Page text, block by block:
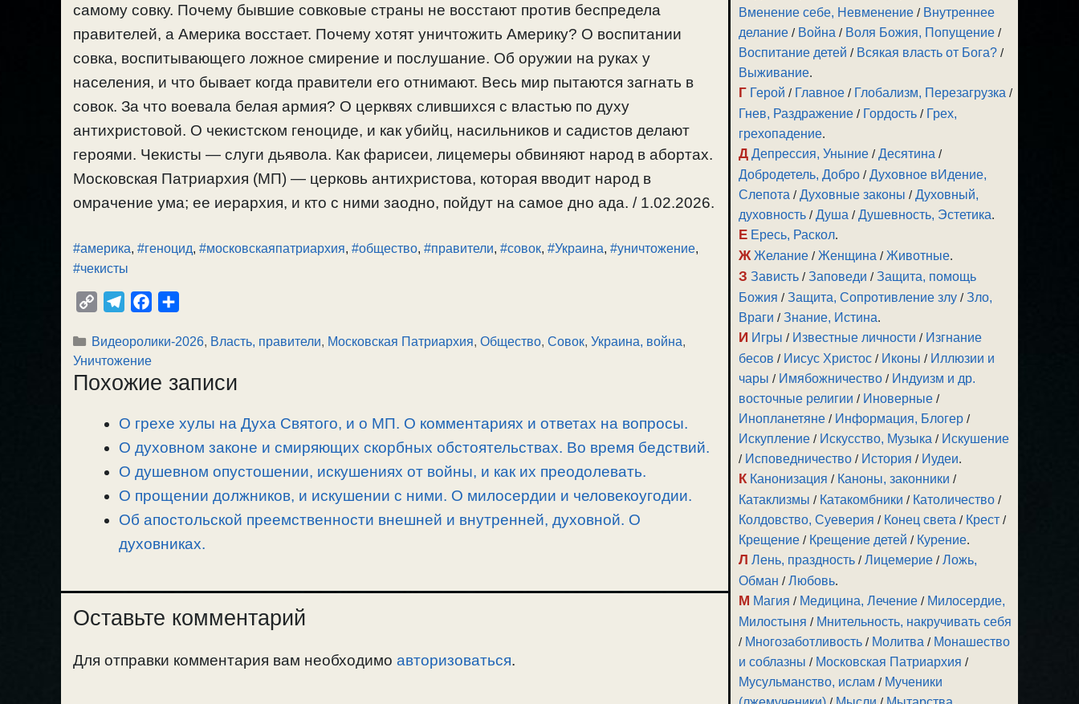
самому совку. Почему бывшие совковые страны не восстают против беспредела
правителей, а Америка восстает. Почему хотят уничтожить Америку? О воспитании
совка, воспитывающего ложное смирение и послушание. Об оружии на руках у
населения, и что бывает когда правители его отнимают. Весь мир пытаются загнать в
совок. За что воевала белая армия? О церквях слившихся с властью по духу
антихристовой. О чекистском геноциде, и как убийц, насильников и садистов делают
героями. Чекисты — слуги дьявола. Как фарисеи, лицемеры обвиняют народ в абортах.
Московская Патриархия (МП) — церковь антихристова, которая вводит народ в
омрачение ума; ее иерархия, и кто с ними заодно, пойдут на самое дно ада. / 1.02.2026.
#америка, #геноцид, #московскаяпатриархия, #общество, #правители, #совок, #Украина, #уничтожение,
#чекисты
p
y
L
l
e
g
a
m
c
b
o
k
п
а
и
т
ь
Рубрики
Видеоролики-2026, Власть, правители, Московская Патриархия, Общество, Совок, Украина, война,
Уничтожение
Похожие записи
О грехе хулы на Духа Святого, и о МП. О комментариях и ответах на вопросы.
О духовном законе и смиряющих скорбных обстоятельствах. Во время бедствий.
О душевном опустошении, искушениях от войны, и как их преодолевать.
О прощении должников, и искушении с ними. О милосердии и человекоугодии.
Об апостольской преемственности внешней и внутренней, духовной. О
духовниках.
Оставьте комментарий
Для отправки комментария вам необходимо авторизоваться.
Вменение себе, Невменение / Внутреннее
делание / Война / Воля Божия, Попущение /
Воспитание детей / Всякая власть от Бога? /
Выживание.
Г Герой / Главное / Глобализм, Перезагрузка /
Гнев, Раздражение / Гордость / Грех,
грехопадение.
Д Депрессия, Уныние /Десятина /
Добродетель, Добро /Духовное вИдение,
Слепота /Духовные законы /Духовный,
духовность /Душа /Душевность, Эстетика.
Е Ересь, Раскол.
Ж Желание /Женщина /Животные.
З Зависть /Заповеди /Защита, помощь
Божия /Защита, Сопротивление злу /Зло,
Враги /Знание, Истина.
И Игры / Известные личности / Изгнание
бесов / Иисус Христос / Иконы / Иллюзии и
чары / Имябожничество / Индуизм и др.
восточные религии / Иноверные /
Инопланетяне / Информация, Блогер /
Искупление / Искусство, Музыка / Искушение
/ Исповедничество / История / Иудеи.
К Канонизация / Каноны, законники /
Катаклизмы / Катакомбники / Католичество /
Колдовство, Суеверия / Конец света / Крест /
Крещение / Крещение детей / Курение.
Л Лень, праздность /Лицемерие /Ложь,
Обман /Любовь.
М Магия / Медицина, Лечение / Милосердие,
Милостыня / Мнительность, накручивать себя
/ Многозаботливость / Молитва / Монашество
и соблазны / Московская Патриархия /
Мусульманство, ислам / Мученики